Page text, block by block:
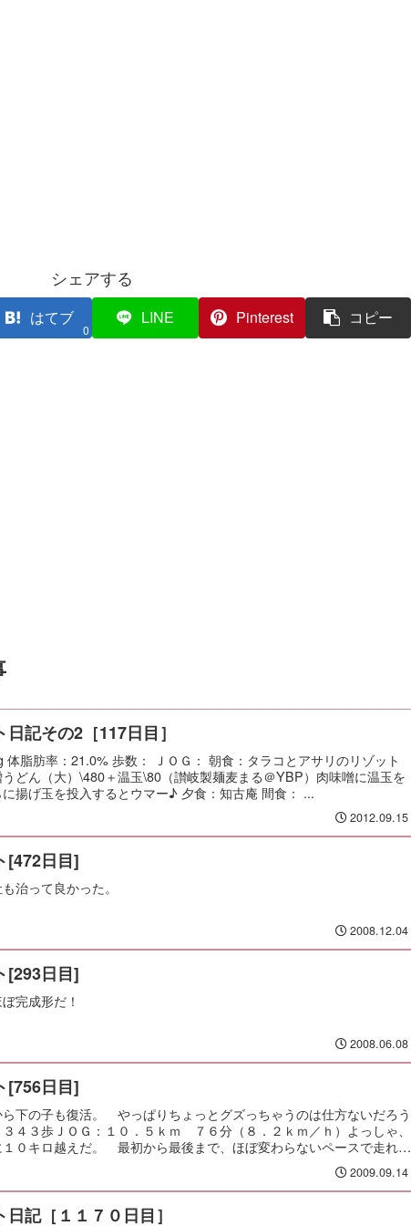
シェアする
はてブ
0
LINE Pinterest コピー
記その2［117日目］
体脂肪率：21.0% 歩数： ＪＯＧ： 朝食：タラコとアサリのリゾット
どん（大）\480＋温玉\80（讃岐製麺麦まる＠YBP）肉味噌に温玉を
揚げ玉を投入するとウマー♪ 夕食：知古庵 間食： ...
2012.09.15
[472日目]
治って良かった。
2008.12.04
[293日目]
完成形だ！
2008.06.08
[756日目]
下の子も復活。 やっぱりちょっとグズっちゃうのは仕方ないだろう
４３歩ＪＯＧ：１０．５ｋｍ ７６分（８．２ｋｍ／ｈ）よっしゃ、
０キロ越えだ。 最初から最後まで、ほぼ変わらないペースで走れて
2009.09.14
記［１１７０日目］